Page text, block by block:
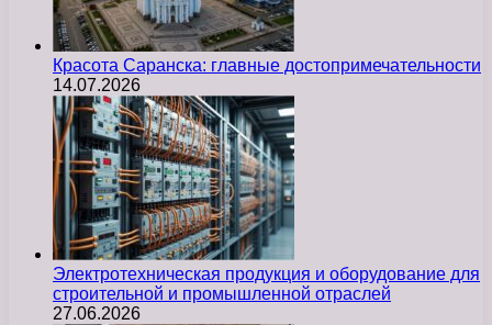
Красота Саранска: главные достопримечательности
14.07.2026
Электротехническая продукция и оборудование для
строительной и промышленной отраслей
27.06.2026